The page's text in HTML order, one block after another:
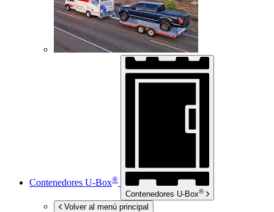
Contenedores U-Box®
Contenedores U-Box®
Volver al menú principal